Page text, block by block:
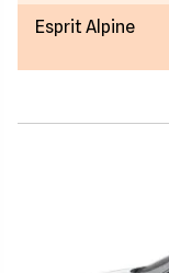
Esprit Alpine